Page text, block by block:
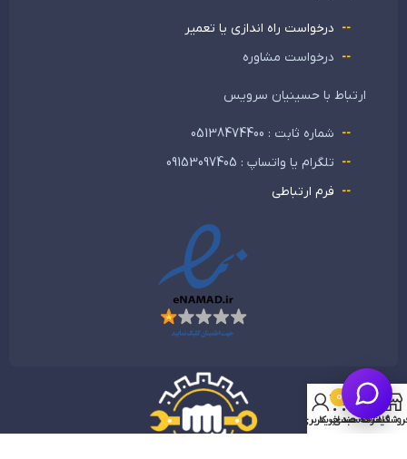
درخواست راه اندازی یا تعمیر
درخواست مشاوره
ارتباط با حسینیان سرویس
شماره ثابت : 05138474400
تلگرام یا واتساپ : 09153097405
فرم ارتباطی
فیلترها
علاقه مندی
0
سبد خرید
حساب کاربری من